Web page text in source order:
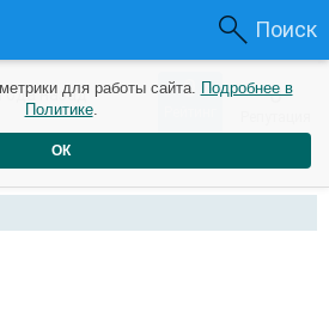
Поиск
назад 0 0
для работы сайта. Подробнее в
Политике.
ОК